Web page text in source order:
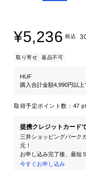
¥5,236 税込
取り寄せ 返品不可
HUF
購入合計金額4,990円以
取得予定ポイント数： 47 pt
提携クレジットカード
三井ショッピングパーク
元！
お申し込み完了後、最短
今すぐお申し込み